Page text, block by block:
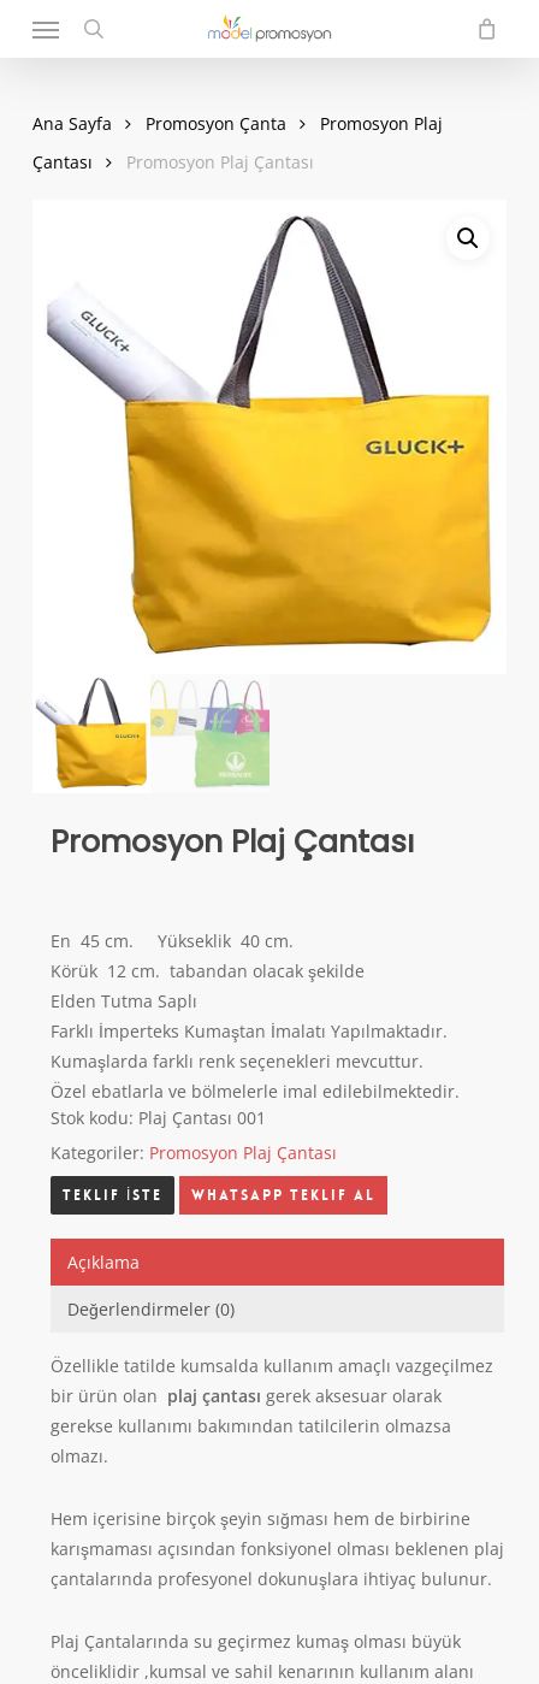
search
Menu
Ana Sayfa Promosyon Çanta
Promosyon Plaj
Çantası
Promosyon Plaj Çantası
Promosyon Plaj Çantası
En 45 cm. Yükseklik 40 cm.
Körük 12 cm. tabandan olacak şekilde
Elden Tutma Saplı
Farklı İmperteks Kumaştan İmalatı Yapılmaktadır.
Kumaşlarda farklı renk seçenekleri mevcuttur.
Özel ebatlarla ve bölmelerle imal edilebilmektedir.
Stok kodu: Plaj Çantası 001
Kategoriler: Promosyon Plaj Çantası
Whatsapp Teklif Al
Açıklama
Değerlendirmeler (0)
Özellikle tatilde kumsalda kullanım amaçlı vazgeçilmez
bir ürün olan plaj çantası gerek aksesuar olarak
gerekse kullanımı bakımından tatilcilerin olmazsa
olmazı.
Hem içerisine birçok şeyin sığması hem de birbirine
karışmaması açısından fonksiyonel olması beklenen plaj
çantalarında profesyonel dokunuşlara ihtiyaç bulunur.
Plaj Çantalarında su geçirmez kumaş olması büyük
önceliklidir ,kumsal ve sahil kenarının kullanım alanı